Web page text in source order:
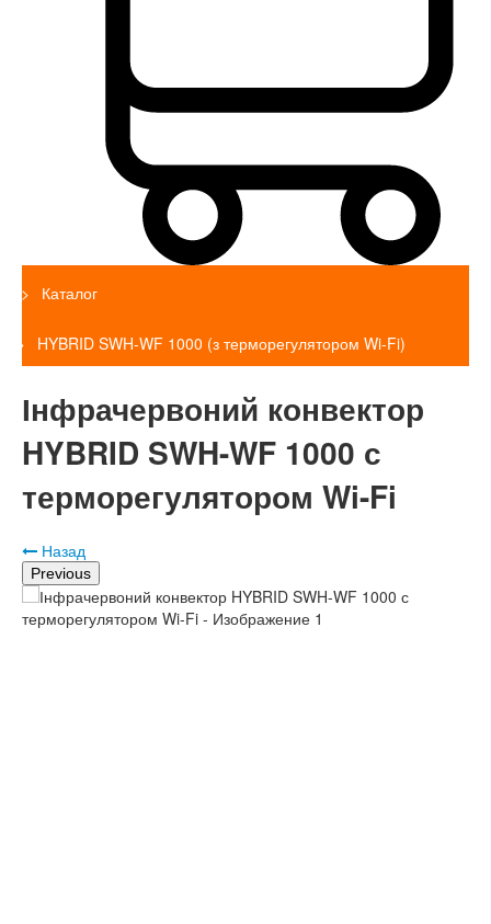
Каталог
HYBRID SWH-WF 1000 (з терморегулятором Wi-Fi)
Інфрачервоний конвектор
HYBRID SWH-WF 1000 с
терморегулятором Wi-Fi
Назад
Previous